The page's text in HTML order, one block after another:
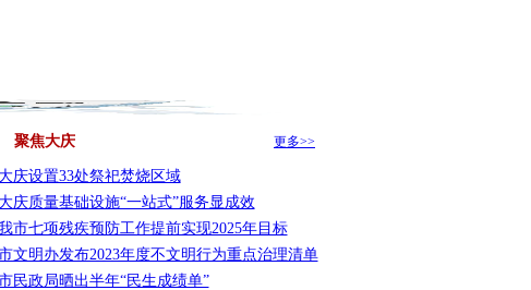
聚焦大庆 更多>>
大庆设置33处祭祀焚烧区域
大庆质量基础设施“一站式”服务显成效
市七项残疾预防工作提前实现2025年目标
文明办发布2023年度不文明行为重点治理清单
民政局晒出半年“民生成绩单”